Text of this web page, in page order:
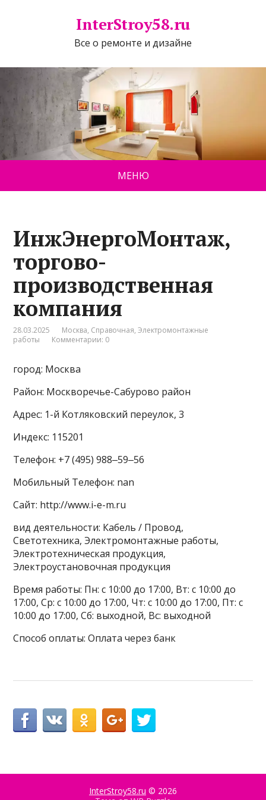
InterStroy58.ru
Все о ремонте и дизайне
МЕНЮ
ИнжЭнергоМонтаж,
торгово-
производственная
компания
28.03.2025 Москва, Справочная,Электромонтажные
работы
Комментарии: 0
город: Москва
Район: Москворечье-Сабурово район
Адрес: 1-й Котляковский переулок, 3
Индекс: 115201
Телефон: +7 (495) 988‒59‒56
Мобильный Телефон: nan
Сайт: http://www.i-e-m.ru
вид деятельности: Кабель / Провод,
Светотехника, Электромонтажные работы,
Электротехническая продукция,
Электроустановочная продукция
Время работы: Пн: с 10:00 до 17:00, Вт: с 10:00 до
17:00, Ср: с 10:00 до 17:00, Чт: с 10:00 до 17:00, Пт: с
10:00 до 17:00, Сб: выходной, Вс: выходной
Способ оплаты: Оплата через банк
InterStroy58.ru © 2026